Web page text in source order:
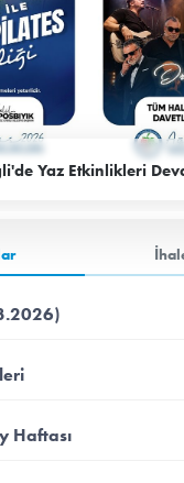
Yaz Etkinlikleri
Haftası